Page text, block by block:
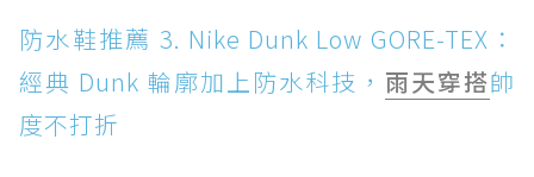
防水鞋推薦 3. Nike Dunk Low GORE-TEX：
經典 Dunk 輪廓加上防水科技， 雨天穿搭帥
度不打折